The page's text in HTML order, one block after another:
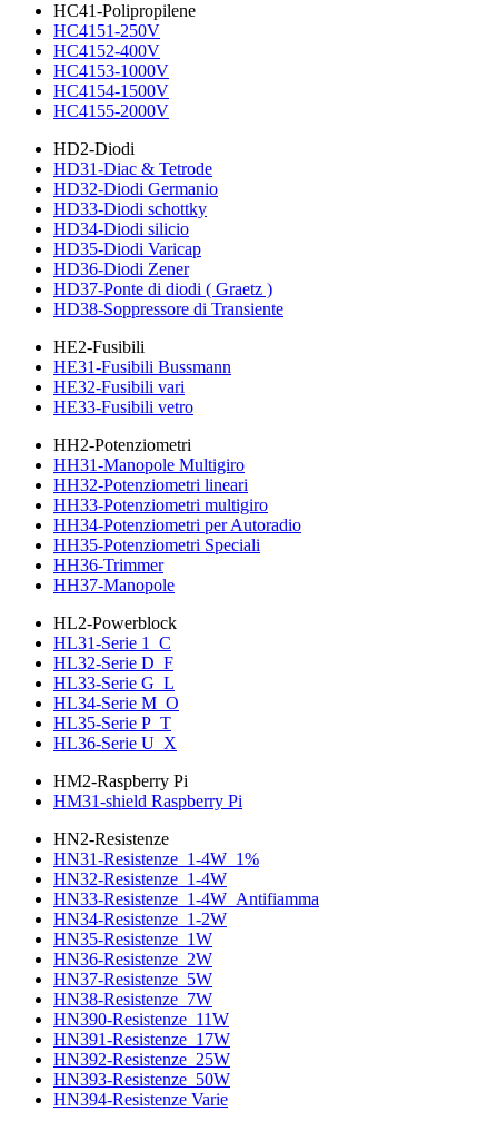
HC41-Polipropilene
HC4151-250V
HC4152-400V
HC4153-1000V
HC4154-1500V
HC4155-2000V
HD2-Diodi
HD31-Diac & Tetrode
HD32-Diodi Germanio
HD33-Diodi schottky
HD34-Diodi silicio
HD35-Diodi Varicap
HD36-Diodi Zener
HD37-Ponte di diodi ( Graetz )
HD38-Soppressore di Transiente
HE2-Fusibili
HE31-Fusibili Bussmann
HE32-Fusibili vari
HE33-Fusibili vetro
HH2-Potenziometri
HH31-Manopole Multigiro
HH32-Potenziometri lineari
HH33-Potenziometri multigiro
HH34-Potenziometri per Autoradio
HH35-Potenziometri Speciali
HH36-Trimmer
HH37-Manopole
HL2-Powerblock
HL31-Serie 1_C
HL32-Serie D_F
HL33-Serie G_L
HL34-Serie M_O
HL35-Serie P_T
HL36-Serie U_X
HM2-Raspberry Pi
HM31-shield Raspberry Pi
HN2-Resistenze
HN31-Resistenze_1-4W_1%
HN32-Resistenze_1-4W
HN33-Resistenze_1-4W_Antifiamma
HN34-Resistenze_1-2W
HN35-Resistenze_1W
HN36-Resistenze_2W
HN37-Resistenze_5W
HN38-Resistenze_7W
HN390-Resistenze_11W
HN391-Resistenze_17W
HN392-Resistenze_25W
HN393-Resistenze_50W
HN394-Resistenze Varie